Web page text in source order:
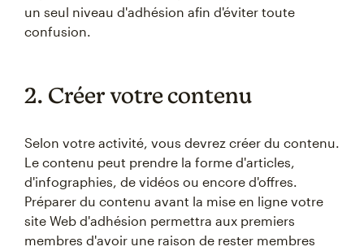
un seul niveau d'adhésion afin d'éviter toute
confusion.
2. Créer votre contenu
Selon votre activité, vous devrez créer du contenu.
Le contenu peut prendre la forme d'articles,
d'infographies, de vidéos ou encore d'offres.
Préparer du contenu avant la mise en ligne votre
site Web d'adhésion permettra aux premiers
membres d'avoir une raison de rester membres